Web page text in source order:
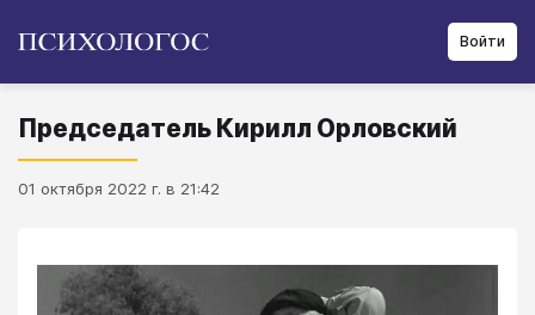
Войти
Председатель Кирилл Орловский
01 октября 2022 г. в 21:42